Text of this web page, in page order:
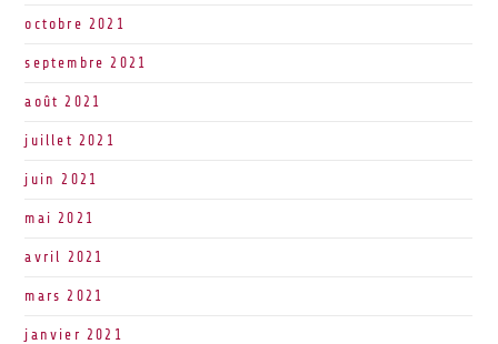
octobre 2021
septembre 2021
août 2021
juillet 2021
juin 2021
mai 2021
avril 2021
mars 2021
janvier 2021